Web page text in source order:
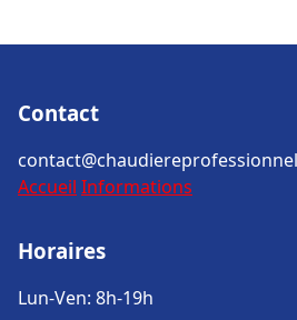
Contact
Accueil Informations
Horaires
Lun-Ven: 8h-19h